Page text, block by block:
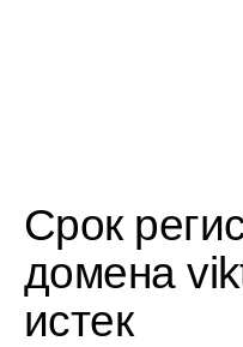
Срок
домена
истек